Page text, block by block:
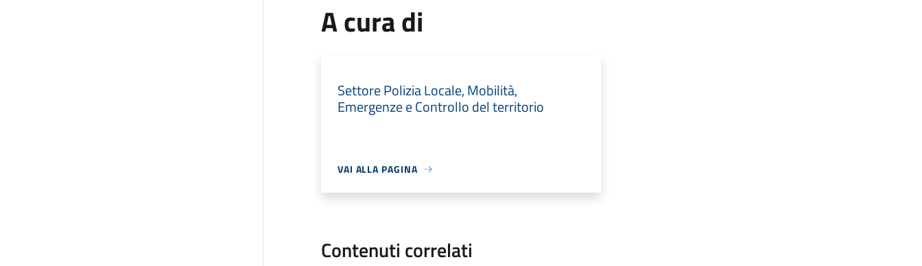
A cura di
Settore Polizia Locale, Mobilità,
Emergenze e Controllo del territorio
VAI ALLA PAGINA
Contenuti correlati